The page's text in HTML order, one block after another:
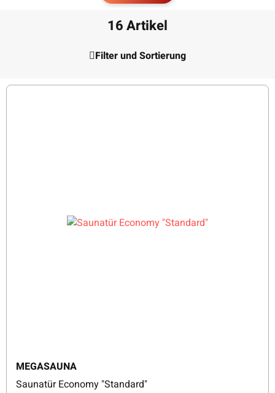
16 Artikel
Filter und Sortierung
MEGASAUNA
Saunatür Economy "Standard"